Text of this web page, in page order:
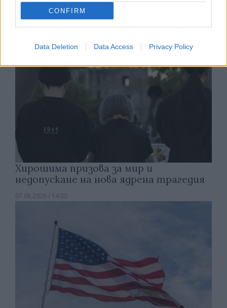
CONFIRM
Data Deletion Data Access Privacy Policy
07.08.2026 / 14:30
Хирошима призова за мир и
недопускане на нова ядрена трагедия
07.08.2026 / 14:00